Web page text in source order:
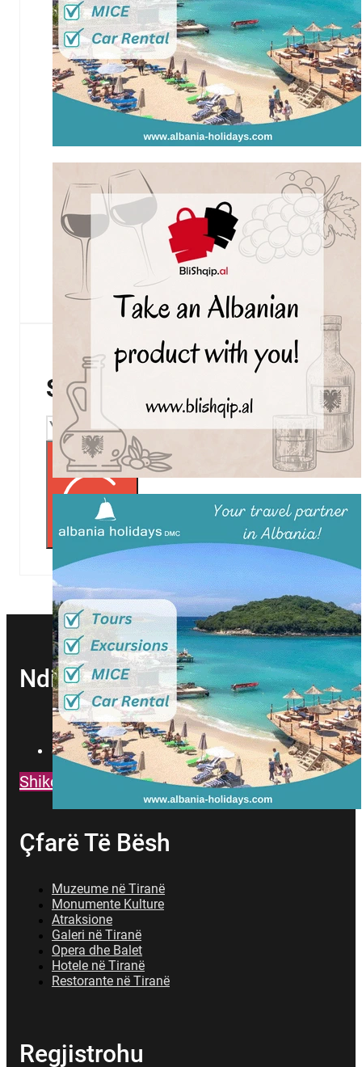
Subscribe to our Newsletter!
Subscribe
Ndihmë?
contact@visit-tirana.com
Shiko te gjitha Buletinet
Çfarë Të Bësh
Muzeume në Tiranë
Monumente Kulture
Atraksione
Galeri në Tiranë
Opera dhe Balet
Hotele në Tiranë
Restorante në Tiranë
Regjistrohu